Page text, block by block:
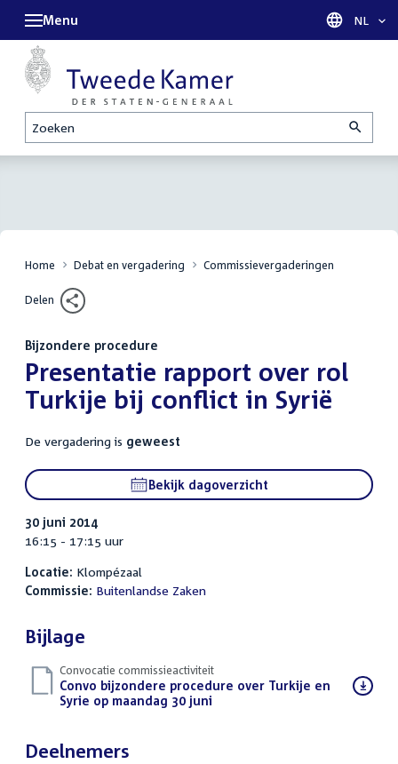
Zoeken
Menu Taal
NL
Home Debat en vergadering Commissievergaderingen
Delen
Bijzondere procedure
:Presentatie rapport over rol
Turkije bij conflict in Syrië
De vergadering is geweest
Bekijk dagoverzicht
30 juni 2014
16:15 - 17:15 uur
Locatie: Klompézaal
Commissie: Buitenlandse Zaken
Bijlage
Convocatie commissieactiviteit
Download
bestand:
Convo bijzondere procedure over Turkije en
Syrie op maandag 30 juni
Deelnemers